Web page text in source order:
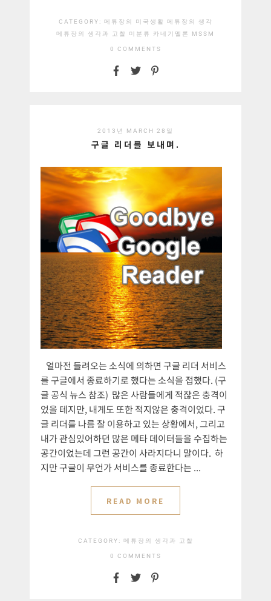
CATEGORY: 메튜장의 미국생활 메튜장의 생각
메튜장의 생각과 고찰
미분류 카네기멜론 MSSM
0 COMMENTS
2013년 MARCH 28일
구글 리더를 보내며.
얼마전 들려오는 소식에 의하면 구글 리더 서비스
를 구글에서 종료하기로 했다는 소식을 접했다. (구
글 공식 뉴스 참조) 많은 사람들에게 적잖은 충격이
었을 테지만, 내게도 또한 적지않은 충격이었다. 구
글 리더를 나름 잘 이용하고 있는 상황에서, 그리고
내가 관심있어하던 많은 메타 데이터들을 수집하는
공간이었는데 그런 공간이 사라지다니 말이다. 하
지만 구글이 무언가 서비스를 종료한다는 ...
READ MORE
CATEGORY: 메튜장의 생각과 고찰
0 COMMENTS